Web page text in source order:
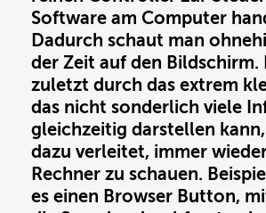
Software am Computer
Dadurch schaut man
der Zeit auf den Bildschirm.
zuletzt durch das extrem
das nicht sonderlich viele
gleichzeitig darstellen
dazu verleitet, immer
Rechner zu schauen.
es einen Browser Button,